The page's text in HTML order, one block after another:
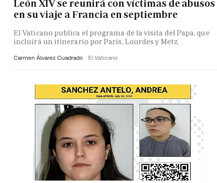
León XIV se reunirá con víctimas de abusos
en su viaje a Francia en septiembre
El Vaticano publica el programa de la visita del Papa, que
incluirá un itinerario por París, Lourdes y Metz
Carmen Álvarez Cuadrado El Vaticano